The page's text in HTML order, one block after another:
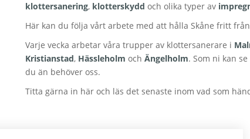
klottersanering, klotterskydd och olika typer av
Här kan du följa vårt arbete med att hålla Skåne fritt
Varje vecka arbetar våra trupper av klottersanerare i
Kristianstad, Hässleholm och Ängelholm. Som ni kan
du än behöver oss.
Titta gärna in här och läs det senaste inom vad som